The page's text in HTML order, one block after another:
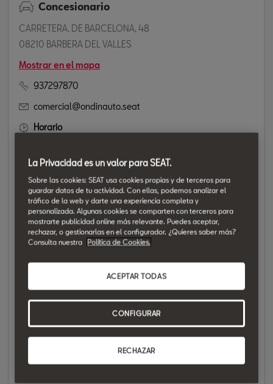
Concesionario
CARRETERA. DE BARCELONA, 48
08210 BARBERA DEL VALLES
Mostrar en el mapa
937297870
comercial@ondinauto.seat
Horario
Martes: 9:00-13:00 / 16:00-20:00
Miércoles: 9:00-13:00 / 16:00-20:00
Jueves: 9:00-13:00 / 16:00-20:00
Viernes: 9:00-13:00 / 16:00-20:00
Sábado
Salón de exposición
AVENIDA. RIU RIPOLL, 35
08291 RIPOLLET
La Privacidad es un valor para SEAT.
Sobre las cookies: SEAT usa cookies propias y de terceros para
guardar datos de tu actividad. Con ellas, podemos analizar el
tráfico de la web y darte una experiencia completa y
personalizada. Algunas cookies se comparten con terceros para
mostrarte publicidad online más relevante. Puedes aceptar,
rechazar, o gestionarlas en el configurador. ¿Quieres saber más?
Consulta nuestra
Política de Cookies.
RECHAZAR
ACEPTAR TODAS
CONFIGURAR